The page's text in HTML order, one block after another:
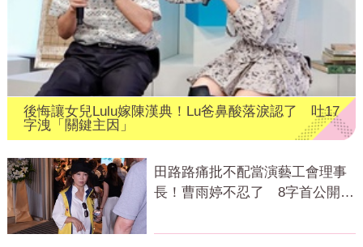
後悔讓女兒Lulu嫁陳漢典！Lu爸鼻酸落淚認了 吐17
字洩「關鍵主因」
田路路痛批不配當演藝工會理事
長！曹雨婷不忍了 8字首公開發